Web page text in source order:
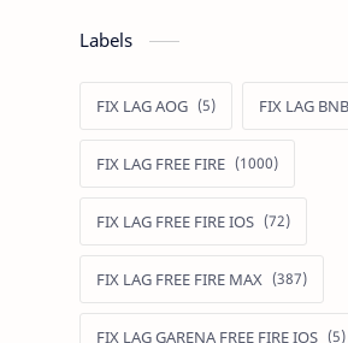
Labels
FIX LAG AOG FIX LAG
FIX LAG FREE FIRE
FIX LAG FREE FIRE IOS
FIX LAG FREE FIRE MAX
FIX LAG GARENA FREE FIRE IOS